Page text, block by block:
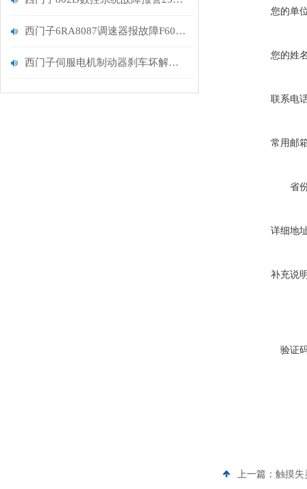
西门子6RA8087调速器报故障F60068处理维修
西门子伺服电机制动器刹车坏解决维修
您的单
您的姓
联系电
常用邮
省
详细地
补充说
验证
上一篇： 触摸失